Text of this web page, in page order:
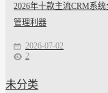
2026年十款主流CRM系
管理利器
2026-07-02
2
未分类